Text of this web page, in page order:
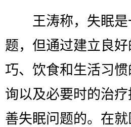
王涛称，失眠是
题，但通过建立良
巧、饮食和生活习
询以及必要时的治
善失眠问题的。在